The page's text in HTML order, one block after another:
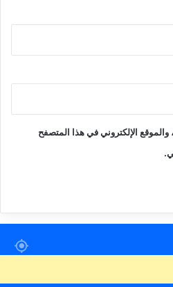
الإلكتروني في هذا المتصفح